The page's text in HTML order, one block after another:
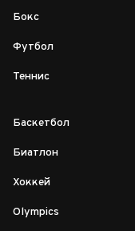
Бокс
Футбол
Теннис
Баскетбол
Биатлон
Хоккей
Olympics